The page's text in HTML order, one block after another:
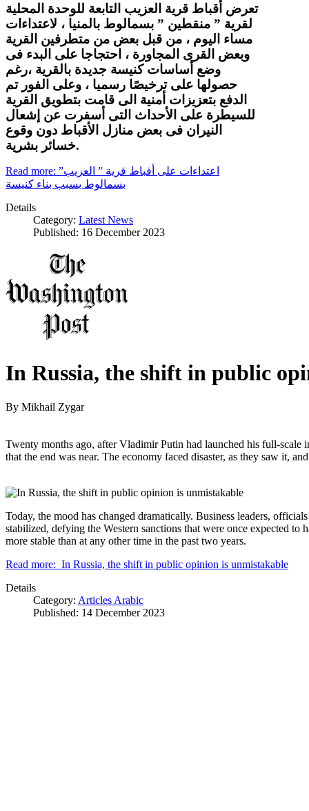
تعرض أقباط قرية العزيب التابعة للوحدة المحلية
لقرية ” منقطين ” بسمالوط بالمنيا ، لاعتداءات
مساء اليوم ، من قبل بعض من متطرفين القرية
وبعض القرى المجاورة ، احتجاجا على البدء فى
وضع أساسات كنيسة جديدة بالقرية ،رغم
حصولها على ترخيصًا رسميا ، وعلى الفور تم
الدفع بتعزيزات أمنية الى قامت بتطويق القرية
للسيطرة على الأحداث التى أسفرت عن إشعال
النيران فى بعض منازل الأقباط دون وقوع
خسائر بشرية.
Read more: اعتداءات على أقباط قرية ” العزيب”
بسمالوط بسبب بناء كنيسة
Details
Category: Latest News
Published: 16 December 2023
In Russia, the shift in public
By Mikhail Zygar
Twenty months ago, after Vladimir Putin had launched his full-
that the end was near. The economy faced disaster, as they saw it,
Today, the mood has changed dramatically. Business leaders,
stabilized, defying the Western sanctions that were once expected to
more stable than at any other time in the past two years.
Read more: In Russia, the shift in public opinion is unmistakable
Details
Category: Articles Arabic
Published: 14 December 2023